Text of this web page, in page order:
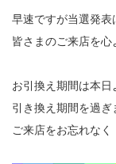
早速ですが当選発表
皆さまのご来店を心
お引換え期間は本日
引き換え期間を過
ご来店をお忘れなく